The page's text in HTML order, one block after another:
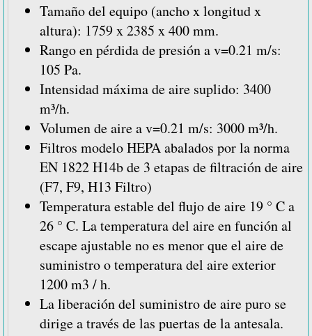
Tamaño del equipo (ancho x longitud x
altura): 1759 x 2385 x 400 mm.
Rango en pérdida de presión a v=0.21 m/s:
105 Pa.
Intensidad máxima de aire suplido: 3400
m³/h.
Volumen de aire a v=0.21 m/s: 3000 m³/h.
Filtros modelo HEPA abalados por la norma
EN 1822 H14b de 3 etapas de filtración de aire
(F7, F9, H13 Filtro)
Temperatura estable del flujo de aire 19 ° C a
26 ° C. La temperatura del aire en función al
escape ajustable no es menor que el aire de
suministro o temperatura del aire exterior
1200 m3 / h.
La liberación del suministro de aire puro se
dirige a través de las puertas de la antesala.